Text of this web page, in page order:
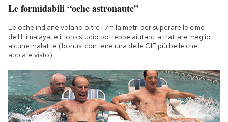
Le formidabili “oche astronaute”
Le oche indiane volano oltre i 7mila metri per superare le cime
dell'Himalaya, e il loro studio potrebbe aiutarci a trattare meglio
alcune malattie (bonus: contiene una delle GIF più belle che
abbiate visto)